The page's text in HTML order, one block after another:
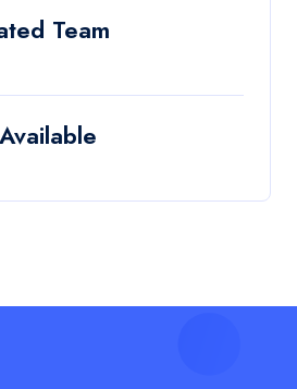
Team